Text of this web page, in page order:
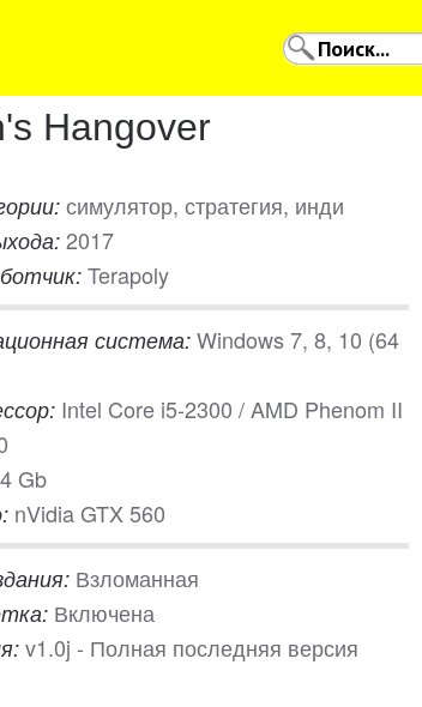
Hangover
симулятор, стратегия, инди
2017
Terapoly
система: Windows 7, 8, 10 (64
Intel Core i5-2300 / AMD Phenom II
4 Gb
nVidia GTX 560
Взломанная
Включена
v1.0j - Полная последняя версия